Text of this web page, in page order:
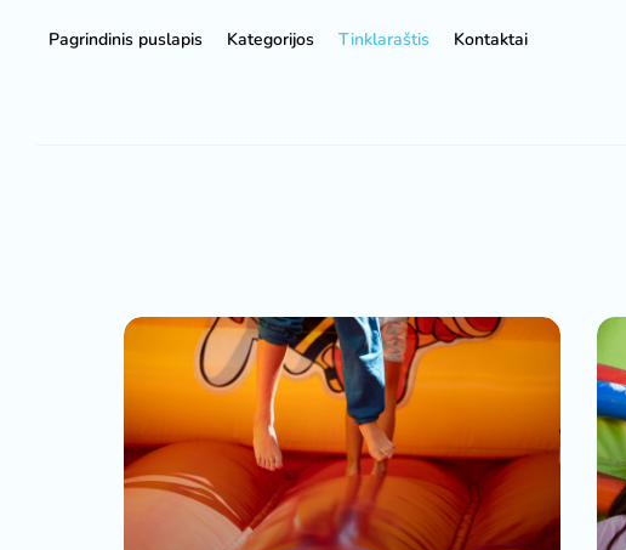
Pagrindinis puslapis Kategorijos Tinklaraštis Kontaktai